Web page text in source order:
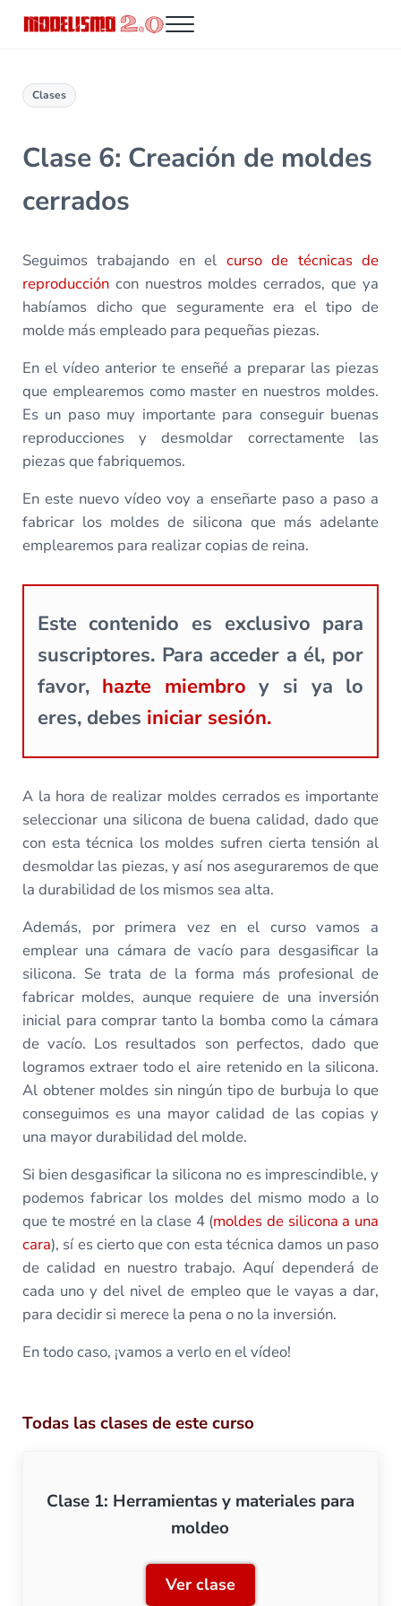
Menu
Clases
Clase 6: Creación de moldes
cerrados
Seguimos trabajando en el curso de técnicas de
reproduccióncon nuestros moldes cerrados, que ya
habíamos dicho que seguramente era el tipo de
molde más empleado para pequeñas piezas.
En el vídeo anterior te enseñé a preparar las piezas
que emplearemos como master en nuestros moldes.
Es un paso muy importante para conseguir buenas
reproducciones y desmoldar correctamente las
piezas que fabriquemos.
En este nuevo vídeo voy a enseñarte paso a paso a
fabricar los moldes de silicona que más adelante
emplearemos para realizar copias de reina.
Este contenido es exclusivo para
suscriptores. Para acceder a él, por
favor, hazte miembro y si ya lo
eres, debes iniciar sesión.
A la hora de realizar moldes cerrados es importante
seleccionar una silicona de buena calidad, dado que
con esta técnica los moldes sufren cierta tensión al
desmoldar las piezas, y así nos aseguraremos de que
la durabilidad de los mismos sea alta.
Además, por primera vez en el curso vamos a
emplear una cámara de vacío para desgasificar la
silicona. Se trata de la forma más profesional de
fabricar moldes, aunque requiere de una inversión
inicial para comprar tanto la bomba como la cámara
de vacío. Los resultados son perfectos, dado que
logramos extraer todo el aire retenido en la silicona.
Al obtener moldes sin ningún tipo de burbuja lo que
conseguimos es una mayor calidad de las copias y
una mayor durabilidad del molde.
Si bien desgasificar la silicona no es imprescindible, y
podemos fabricar los moldes del mismo modo a lo
que te mostré en la clase 4 (moldes de silicona a una
cara), sí es cierto que con esta técnica damos un paso
de calidad en nuestro trabajo. Aquí dependerá de
cada uno y del nivel de empleo que le vayas a dar,
para decidir si merece la pena o no la inversión.
En todo caso, ¡vamos a verlo en el vídeo!
Todas las clases de este curso
Clase 1: Herramientas y materiales para
moldeo
Ver claseClase 1: Herramientas y